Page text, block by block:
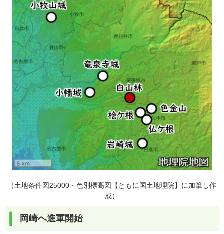
（土地条件図25000・色別標高図【ともに国土地理院】に加筆し作
成）
岡崎へ進軍開始